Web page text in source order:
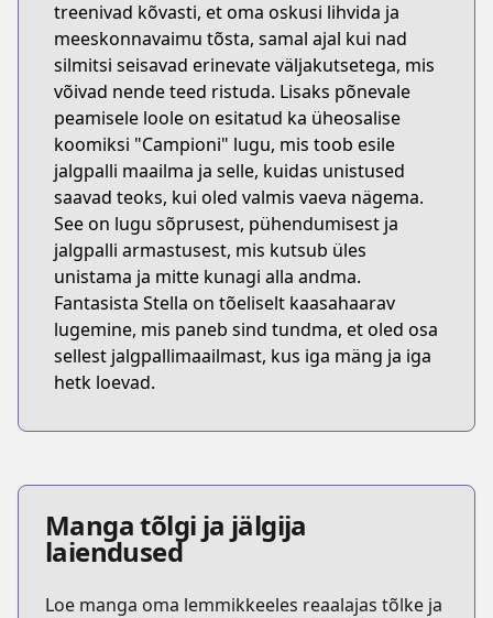
treenivad kõvasti, et oma oskusi lihvida ja
meeskonnavaimu tõsta, samal ajal kui nad
silmitsi seisavad erinevate väljakutsetega, mis
võivad nende teed ristuda. Lisaks põnevale
peamisele loole on esitatud ka üheosalise
koomiksi "Campioni" lugu, mis toob esile
jalgpalli maailma ja selle, kuidas unistused
saavad teoks, kui oled valmis vaeva nägema.
See on lugu sõprusest, pühendumisest ja
jalgpalli armastusest, mis kutsub üles
unistama ja mitte kunagi alla andma.
Fantasista Stella on tõeliselt kaasahaarav
lugemine, mis paneb sind tundma, et oled osa
sellest jalgpallimaailmast, kus iga mäng ja iga
hetk loevad.
Manga tõlgi ja jälgija
laiendused
Loe manga oma lemmikkeeles reaalajas tõlke ja